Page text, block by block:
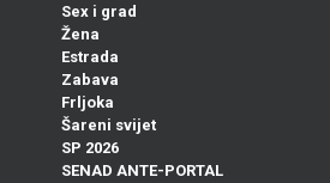
Sex i grad
Žena
Estrada
Zabava
Frljoka
Šareni svijet
SP 2026
SENAD ANTE-PORTAL